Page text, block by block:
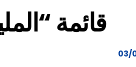
قائمة